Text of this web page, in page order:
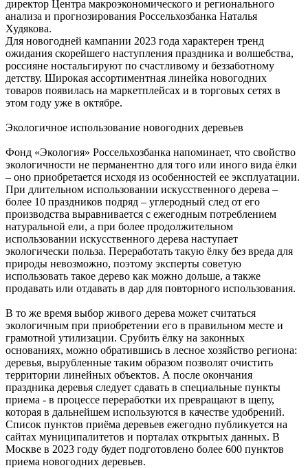
директор Центра макроэкономического и регионального
анализа и прогнозирования Россельхозбанка Наталья
Худякова.
Для новогодней кампании 2023 года характерен тренд
ожидания скорейшего наступления праздника и волшебства,
россияне ностальгируют по счастливому и беззаботному
детству. Широкая ассортиментная линейка новогодних
товаров появилась на маркетплейсах и в торговых сетях в
этом году уже в октябре.
Экологичное использование новогодних деревьев
Фонд «Экология» Россельхозбанка напоминает, что свойство
экологичности не перманентно для того или иного вида ёлки
– оно приобретается исходя из особенностей ее эксплуатации.
При длительном использовании искусственного дерева –
более 10 праздников подряд – углеродный след от его
производства выравнивается с ежегодным потреблением
натуральной ели, а при более продолжительном
использовании искусственного дерева наступает
экологически польза. Переработать такую ёлку без вреда для
природы невозможно, поэтому эксперты советую
использовать такое дерево как можно дольше, а также
продавать или отдавать в дар для повторного использования.
В то же время выбор живого дерева может считаться
экологичным при приобретении его в правильном месте и
грамотной утилизации. Срубить ёлку на законных
основаниях, можно обратившись в лесное хозяйство региона:
деревья, вырубленные таким образом позволят очистить
территории линейных объектов. А после окончания
праздника деревья следует сдавать в специальные пункты
приема - в процессе переработки их превращают в щепу,
которая в дальнейшем используются в качестве удобрений.
Список пунктов приёма деревьев ежегодно публикуется на
сайтах муниципалитетов и порталах открытых данных. В
Москве в 2023 году будет подготовлено более 600 пунктов
приема новогодних деревьев.